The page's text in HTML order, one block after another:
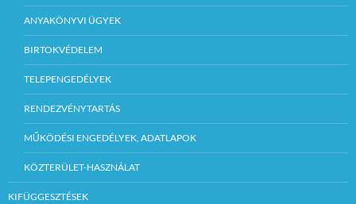
ANYAKÖNYVI ÜGYEK
BIRTOKVÉDELEM
TELEPENGEDÉLYEK
RENDEZVÉNYTARTÁS
MŰKÖDÉSI ENGEDÉLYEK, ADATLAPOK
KÖZTERÜLET-HASZNÁLAT
KIFÜGGESZTÉSEK